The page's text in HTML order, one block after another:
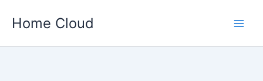
Home Cloud